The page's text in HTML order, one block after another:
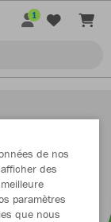
1
de nos
des
paramètres
que nous